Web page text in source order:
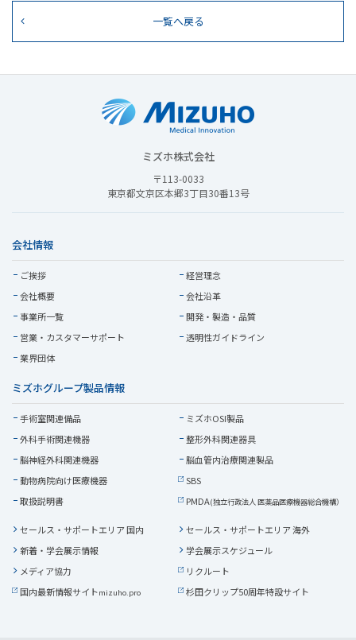
一覧へ戻る
ミズホ株式会社
〒113-0033
東京都文京区本郷3丁目30番13号
会社情報
ご挨拶
経営理念
会社概要
会社沿革
事業所一覧
開発・製造・品質
営業・ カスタマーサポート
透明性ガイドライン
業界団体
ミズホグループ製品情報
手術室関連備品
ミズホOSI製品
外科手術関連機器
整形外科関連器具
脳神経外科関連機器
脳血管内治療関連製品
動物病院向け医療機器
SBS
取扱説明書
PMDA(独立行政法人 医薬品医療機器総合機構）
セールス・サポートエリア 国内
セールス・サポートエリア 海外
新着・学会展示情報
学会展示スケジュール
メディア協力
リクルート
国内最新情報サイトmizuho.pro 杉田クリップ50周年特設サイト